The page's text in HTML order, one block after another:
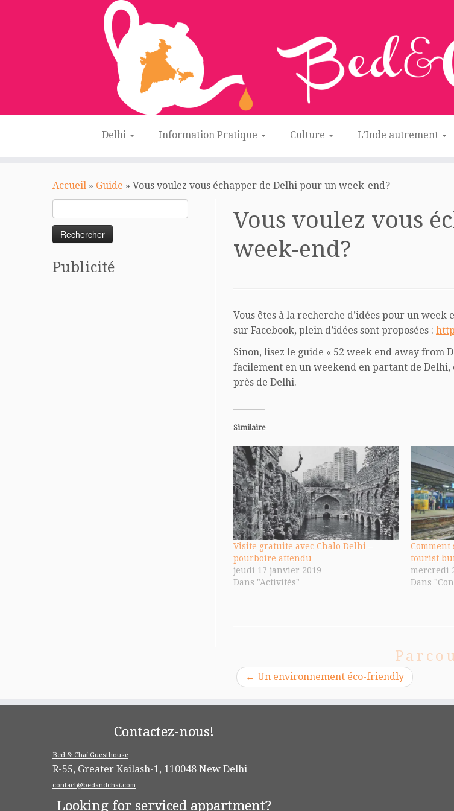
Delhi Information Pratique Culture L’Inde autrement
Accueil » Guide » Vous voulez vous échapper de Delhi pour un week-end?
Publicité
Vous voulez vous
week-end?
Vous êtes à la recherche d’idées pour un
sur Facebook, plein d’idées sont proposées :
Sinon, lisez le guide « 52 week end away from
facilement en un weekend en partant de
près de Delhi.
Similaire
Visite gratuite avec Chalo Delhi –
pourboire attendu
jeudi 17 janvier 2019
Dans "Activités"
tourist
mercredi
Dans
← Un environnement éco-friendly
Contactez-nous!
Bed & Chai Guesthouse
R-55, Greater Kailash-1, 110048 New Delhi
contact@bedandchai.com
Looking for serviced appartment?